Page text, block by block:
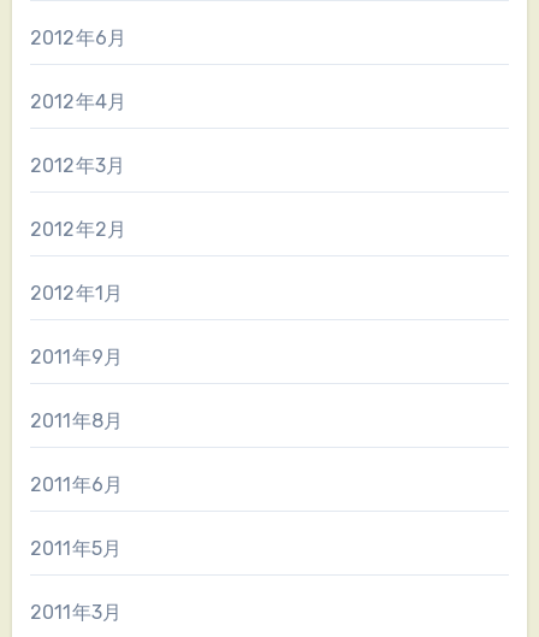
2012年6月
2012年4月
2012年3月
2012年2月
2012年1月
2011年9月
2011年8月
2011年6月
2011年5月
2011年3月